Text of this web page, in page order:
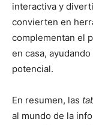
interactiva y
convierten en
complementan el
en casa,
potencial.
En resumen, las
al mundo de la